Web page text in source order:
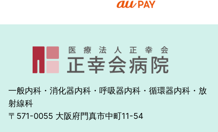
一般内科・消化器内科・呼吸器内科・循環器内科・放
射線科
〒571-0055 大阪府門真市中町11-54